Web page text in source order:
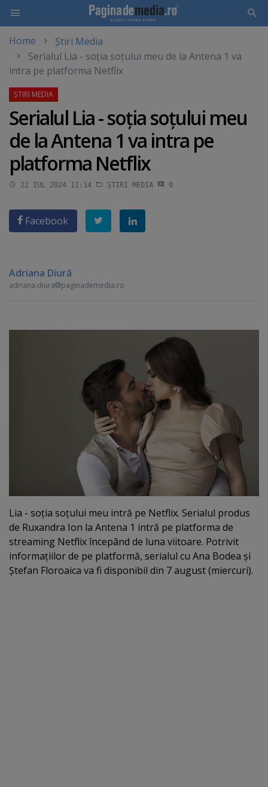
main
content
Home
Știri Media
Serialul Lia - soţia soţului meu de la Antena 1 va
intra pe platforma Netflix
Serialul Lia - soţia soţului meu
de la Antena 1 va intra pe
platforma Netflix
22 IUL 2024 11:14 ȘTIRI MEDIA 0
Facebook
Adriana Diură
adriana.diura paginademedia.ro
Lia - soţia soţului meu intră pe Netflix. Serialul produs
de Ruxandra Ion la Antena 1 intră pe platforma de
streaming Netflix începând de luna viitoare. Potrivit
informaţiilor de pe platformă, serialul cu Ana Bodea şi
Ştefan Floroaica va fi disponibil din 7 august (miercuri).